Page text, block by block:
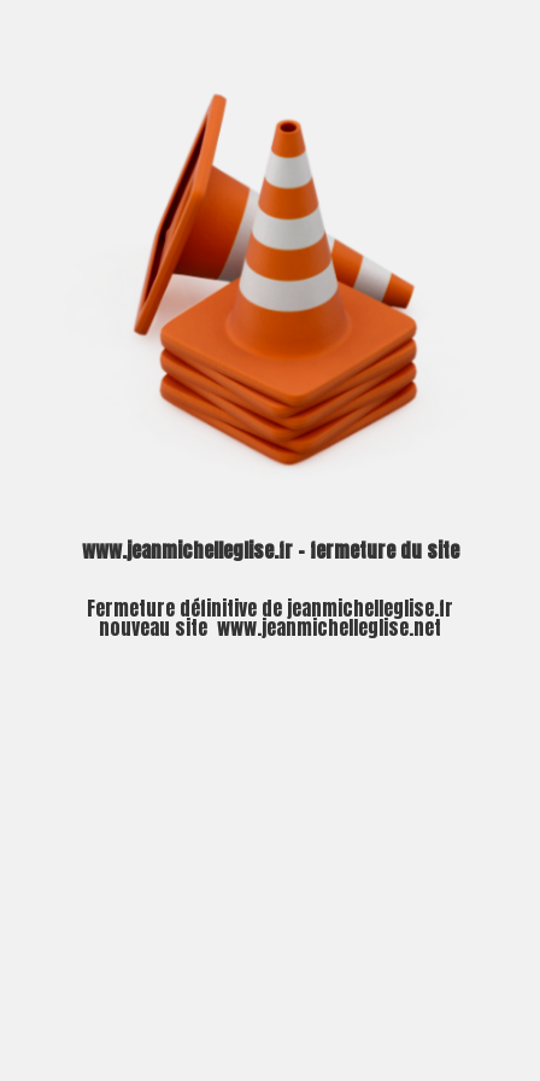
www.jeanmichelleglise.fr – fermeture du site
Fermeture définitive de jeanmichelleglise.fr
nouveau site www.jeanmichelleglise.net